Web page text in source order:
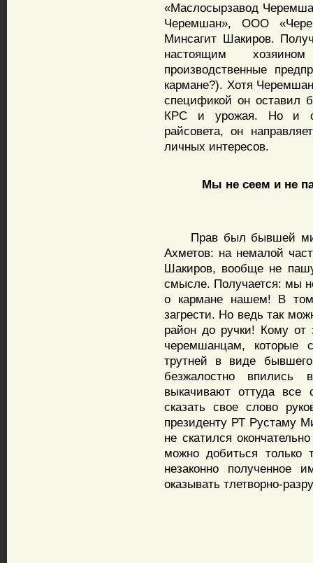
«Маслосырзавод
Черемшан», ООО
Минсагит Шакиров.
настоящим
производственные
кармане?). Хотя
спецификой он оставил
КРС и урожая. Но и
райсовета, он
личных интересов.
Мы не сеем и не
Прав был бывшей
Ахметов: на немалой
Шакиров, вообще не
смысле. Получается: мы
о кармане нашем! В
загрести. Но ведь так
район до ручки! Кому от
черемшанцам, которые
трутней в виде
безжалостно
выкачивают оттуда
сказать свое слово
президенту РТ Рустаму
не скатился
можно добиться только
незаконно полученное
оказывать тлетворно-